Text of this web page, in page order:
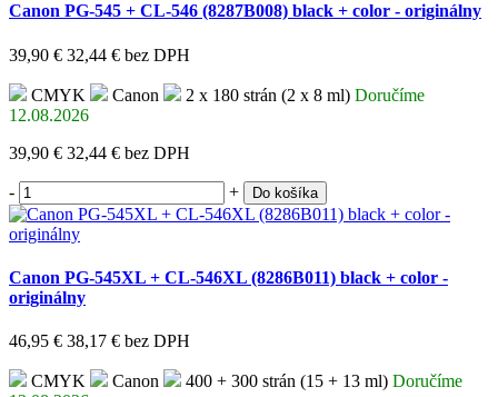
Canon PG-545 + CL-546 (8287B008) black + color - originálny
39,90 € 32,44 € bez DPH
CMYK Canon 2 x 180 strán (2 x 8 ml) Doručíme
12.08.2026
39,90 € 32,44 € bez DPH
- + Do košíka
Canon PG-545XL + CL-546XL (8286B011) black + color -
originálny
46,95 € 38,17 € bez DPH
CMYK Canon 400 + 300 strán (15 + 13 ml) Doručíme